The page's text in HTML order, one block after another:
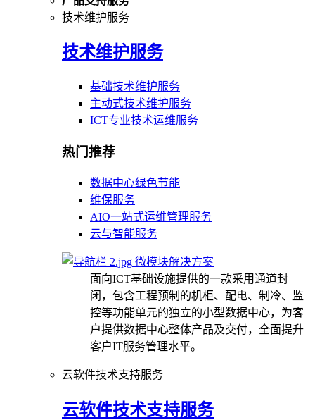
技术维护服务
技术维护服务
基础技术维护服务
主动式技术维护服务
ICT专业技术运维服务
热门推荐
数据中心绿色节能
维保服务
AIO一站式运维管理服务
云与智能服务
微模块解决方案
面向ICT基础设施提供的一款采用通道封
闭，包含工程预制的机柜、配电、制冷、监
控等功能单元的独立的小型数据中心，为客
户提供数据中心整体产品及交付，全面提升
客户IT服务管理水平。
云软件技术支持服务
云软件技术支持服务